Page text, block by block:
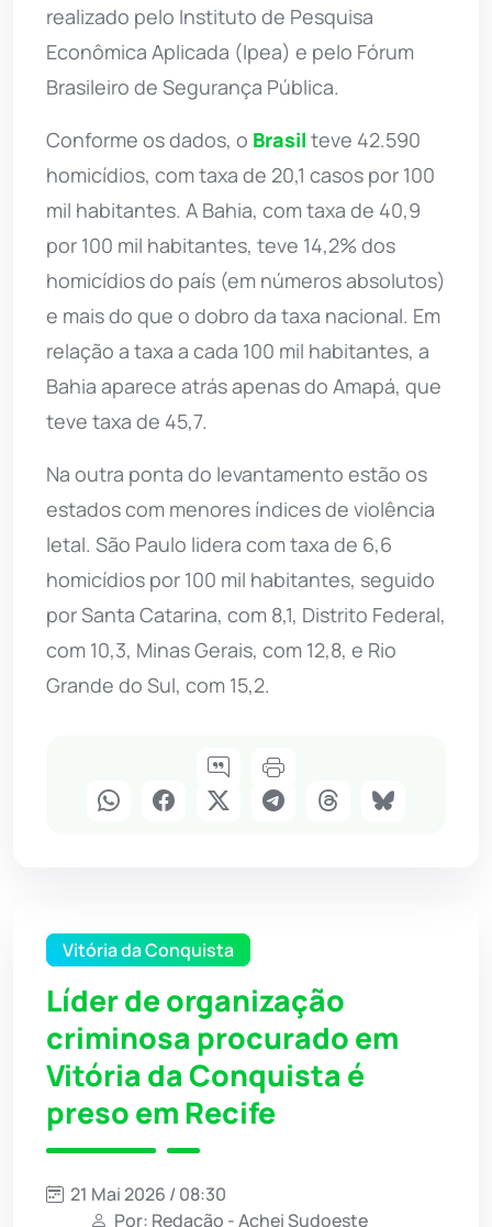
realizado pelo Instituto de Pesquisa
Econômica Aplicada (Ipea) e pelo Fórum
Brasileiro de Segurança Pública.
Conforme os dados, o Brasil teve 42.590
homicídios, com taxa de 20,1 casos por 100
mil habitantes. A Bahia, com taxa de 40,9
por 100 mil habitantes, teve 14,2% dos
homicídios do país (em números absolutos)
e mais do que o dobro da taxa nacional. Em
relação a taxa a cada 100 mil habitantes, a
Bahia aparece atrás apenas do Amapá, que
teve taxa de 45,7.
Na outra ponta do levantamento estão os
estados com menores índices de violência
letal. São Paulo lidera com taxa de 6,6
homicídios por 100 mil habitantes, seguido
por Santa Catarina, com 8,1, Distrito Federal,
com 10,3, Minas Gerais, com 12,8, e Rio
Grande do Sul, com 15,2.
Vitória da Conquista
Líder de organização
criminosa procurado em
Vitória da Conquista é
preso em Recife
21 Mai 2026 / 08:30
Por: Redação - Achei Sudoeste